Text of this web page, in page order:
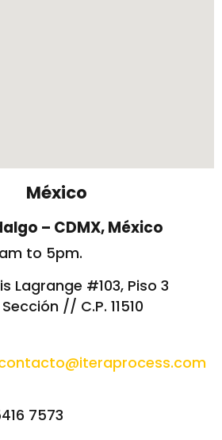
México
– CDMX, México
to 5pm.
Lagrange #103, Piso 3
// C.P. 11510
iteraprocess.com
7573